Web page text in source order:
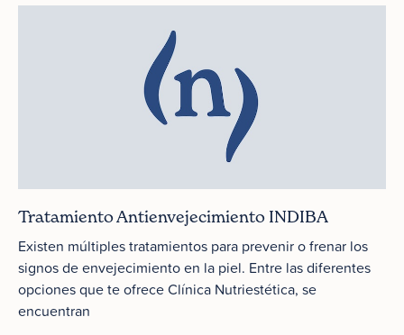
Tratamiento Antienvejecimiento INDIBA
Existen múltiples tratamientos para prevenir o frenar los
signos de envejecimiento en la piel. Entre las diferentes
opciones que te ofrece Clínica Nutriestética, se
encuentran